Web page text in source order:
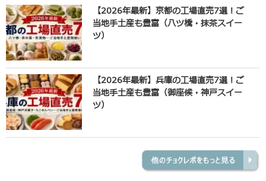
【2026年最新】京都の工場直売7選！ご
当地手土産も豊富（八ツ橋・抹茶スイー
ツ）
【2026年最新】兵庫の工場直売7選！ご
当地手土産も豊富（御座候・神戸スイー
ツ）